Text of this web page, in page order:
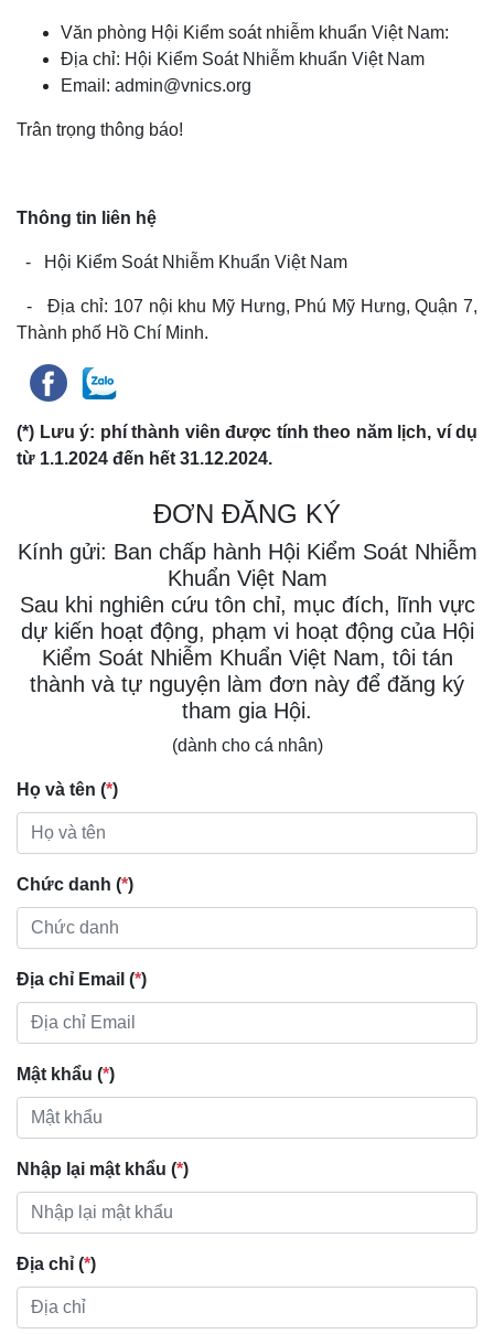
Văn phòng Hội Kiểm soát nhiễm khuẩn Việt Nam:
Địa chỉ: Hội Kiểm Soát Nhiễm khuẩn Việt Nam
Email: admin@vnics.org
Trân trọng thông báo!
Thông tin liên hệ
- Hội Kiểm Soát Nhiễm Khuẩn Việt Nam
-Địa chỉ: 107 nội khu Mỹ Hưng, Phú Mỹ Hưng, Quận 7,
Thành phố Hồ Chí Minh.
(*) Lưu ý: phí thành viên được tính theo năm lịch, ví dụ
từ 1.1.2024 đến hết 31.12.2024.
ĐƠN ĐĂNG KÝ
Kính gửi: Ban chấp hành Hội Kiểm Soát Nhiễm
Khuẩn Việt Nam
Sau khi nghiên cứu tôn chỉ, mục đích, lĩnh vực
dự kiến hoạt động, phạm vi hoạt động của Hội
Kiểm Soát Nhiễm Khuẩn Việt Nam, tôi tán
thành và tự nguyện làm đơn này để đăng ký
tham gia Hội.
(dành cho cá nhân)
Họ và tên (*)
Chức danh (*)
Địa chỉ Email (*)
Mật khẩu (*)
Nhập lại mật khẩu (*)
Địa chỉ (*)